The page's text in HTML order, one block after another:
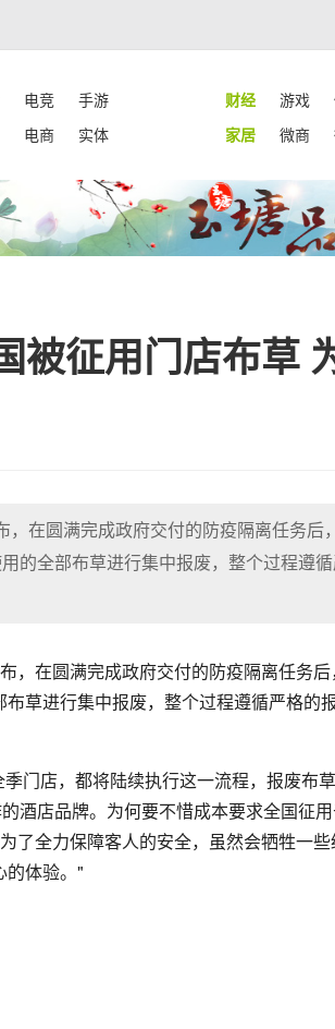
电竞 手游 财经 游戏
电商 实体 家居 微商
被征用门店布草
，在圆满完成政府交付的防疫隔离任务后
的全部布草进行集中报废，整个过程遵
，在圆满完成政府交付的防疫隔离任务
草进行集中报废，整个过程遵循严格的
门店，都将陆续执行这一流程，报废布
酒店品牌。为何要不惜成本要求全国征
了全力保障客人的安全，虽然会牺牲一
的体验。"